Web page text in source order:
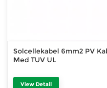
Solcellekabel 6mm2 PV
Med TUV UL
View Detail